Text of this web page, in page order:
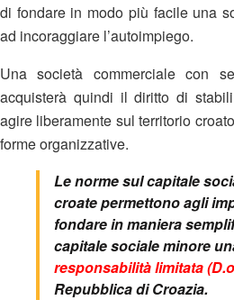
di fondare in modo più facile una
ad incoraggiare l’autoimpiego.
Una società commerciale con
acquisterà quindi il diritto di
agire liberamente sul territorio
forme organizzative.
Le norme sul capitale
croate permettono agli
fondare in maniera
capitale sociale minore
responsabilità limitata
Repubblica di Croazia.